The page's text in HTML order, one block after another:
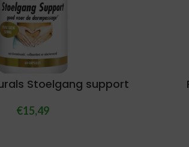
Stoelgang support
€15,49